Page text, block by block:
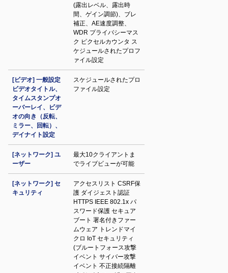
(露出レベル、露出時
間、ゲイン調節)、ブレ
補正、AE速度調整、
WDR プライバシーマス
ク ピクセルカウンタ ス
ケジュールされたプロフ
ァイル設定
[ビデオ] 一般設定
ビデオタイトル、
タイムスタンプオ
ーバーレイ、ビデ
オの向き（反転、
ミラー、回転）、
デイナイト設定
スケジュールされたプロ
ファイル設定
[ネットワーク] ユ
ーザー
最大10クライアントま
でライブビューが可能
[ネットワーク] セ
キュリティ
アクセスリスト CSRF保
護 ダイジェスト認証
HTTPS IEEE 802.1x パ
スワード保護 セキュア
ブート 署名付きファー
ムウェア トレンドマイ
クロ IoT セキュリティ
(ブルートフォース攻撃
イベント サイバー攻撃
イベント 不正接続隔離